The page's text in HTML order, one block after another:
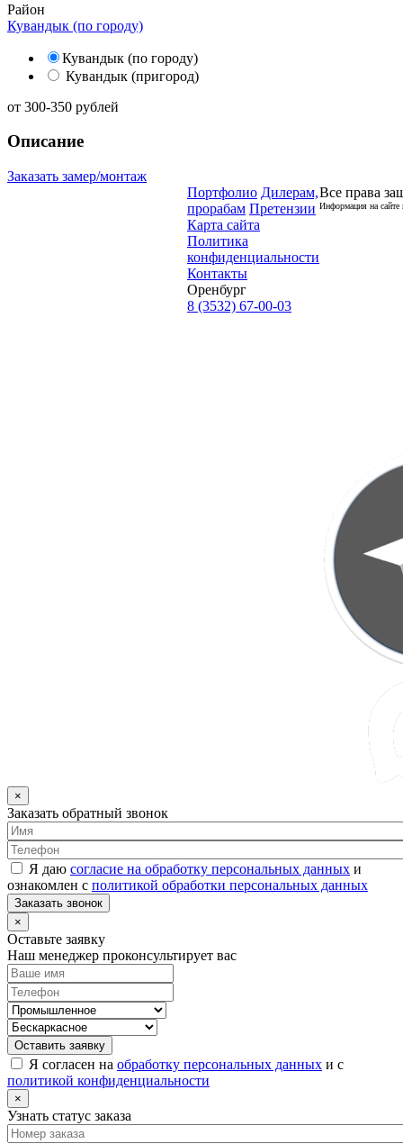
Район
Кувандык (по городу)
Кувандык (по городу)
Кувандык (пригород)
от 300-350 рублей
Описание
Заказать замер/монтаж
Портфолио Дилерам,
прорабам Претензии
Карта сайта
Политика
конфиденциальности
Контакты
Оренбург
8 (3532) 67-00-03
Все права
Информация на сайте
×
Заказать обратный звонок
Я даю согласие на обработку персональных данных и
ознакомлен с политикой обработки персональных данных
Заказать звонок
×
Оставьте заявку
Наш менеджер проконсультирует вас
Оставить заявку
Я согласен на обработку персональных данных и с
политикой конфиденциальности
×
Узнать статус заказа